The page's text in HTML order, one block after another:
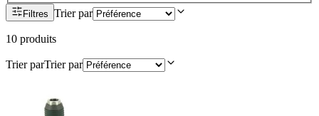
Filtres Trier par
10 produits
Trier parTrier par